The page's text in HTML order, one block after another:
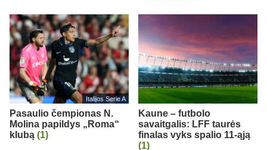
Italijos Serie A
Pasaulio čempionas N.
Molina papildys „Roma“
klubą (1)
Kaune – futbolo
savaitgalis: LFF taurės
finalas vyks spalio 11-ąją
(1)